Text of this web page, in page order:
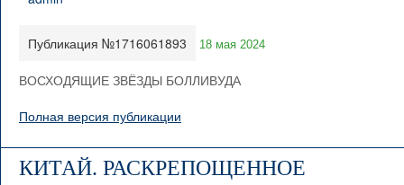
Публикация №1716061893 18 мая 2024
ВОСХОДЯЩИЕ ЗВЁЗДЫ БОЛЛИВУДА
Полная версия публикации
КИТАЙ. РАСКРЕПОЩЕННОЕ